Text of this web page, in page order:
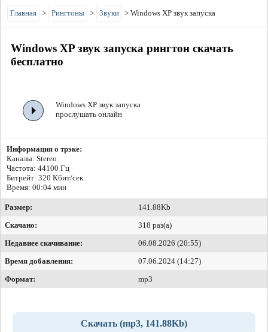
Главная > Рингтоны > Звуки > Windows XP звук запуска
Windows XP звук запуска рингтон скачать
бесплатно
Windows XP звук запуска
прослушать онлайн
Информация о трэке:
Каналы: Stereo
Частота: 44100 Гц
Битрейт: 320 Кбит/сек.
Время: 00:04 мин
Размер:
141.88Kb
Скачано:
318 раз(а)
Недавнее скачивание:
06.08.2026 (20:55)
Время добавления:
07.06.2024 (14:27)
Формат:
mp3
Скачать (mp3, 141.88Kb)